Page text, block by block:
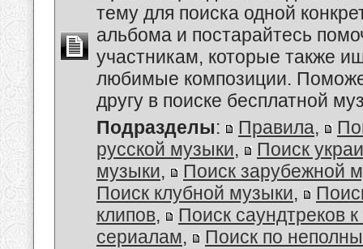
тему для поиска одной
альбома и постарайтесь
участникам, которые также
любимые композиции.
другу в поиске бесплатной
Подразделы: Правила,
русской музыки,
Поиск
музыки,
Поиск зарубежной
Поиск клубной музыки,
клипов,
Поиск саундтреков
сериалам, Поиск по